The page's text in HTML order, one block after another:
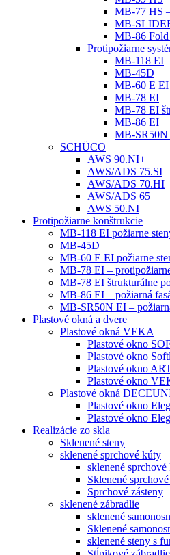
MB-77 HS
MB-
MB-86
Protipožiarne
MB-118 EI
MB-45D
MB-60 E EI
MB-78 EI
MB-78 EI
MB-86 EI
MB-SR50N
SCHÜCO
AWS 90.NI+
AWS/ADS 75.SI
AWS/ADS 70.HI
AWS/ADS 65
AWS 50.NI
Protipožiarne konštrukcie
MB-118 EI požiarne
MB-45D
MB-60 E EI požiarne
MB-78 EI –
MB-78 EI štrukturálne
MB-86 EI – požiarná
MB-SR50N EI –
Plastové okná a dvere
Plastové okná VEKA
Plastové okno
Plastové okno
Plastové okno
Plastové okno
Plastové okná
Plastové okno
Plastové okno
Realizácie zo skla
Sklenené steny
sklenené sprchové kúty
sklenené
Sklenené
Sprchové zásteny
sklenené zábradlie
sklenené
Sklenené
sklenené steny s